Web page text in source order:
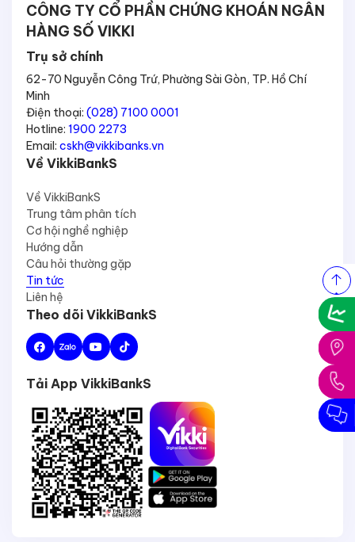
CÔNG TY CỔ PHẦN CHỨNG KHOÁN NGÂN
HÀNG SỐ VIKKI
Trụ sở chính
62-70 Nguyễn Công Trứ, Phường Sài Gòn, TP. Hồ Chí
Minh
Điện thoại: (028) 7100 0001
Hotline: 1900 2273
Email: cskh@vikkibanks.vn
Về VikkiBankS
Về VikkiBankS
Trung tâm phân tích
Cơ hội nghề nghiệp
Hướng dẫn
Câu hỏi thường gặp
Tin tức
Liên hệ
Theo dõi VikkiBankS
Tải App VikkiBankS